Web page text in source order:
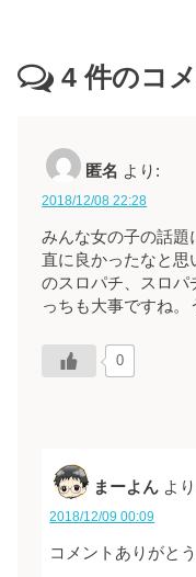
4 件のコ
匿名 より:
2018/12/08 22:28
みんな女の子の話題
直に良かったなと思
のスロパチ、スロパ
っちも大事ですね。
0
まーよん よ
2018/12/09 00:09
コメントありがと